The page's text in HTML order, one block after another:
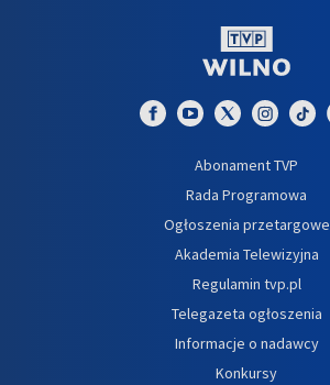
Abonament TVP
Rada Programowa
Ogłoszenia przetargowe
Akademia Telewizyjna
Regulamin tvp.pl
Telegazeta ogłoszenia
Informacje o nadawcy
Konkursy